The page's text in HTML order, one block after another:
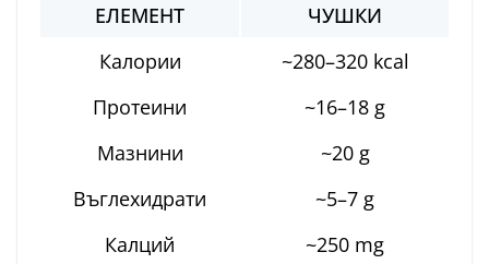
ЕЛЕМЕНТ
ЧУШКИ
Калории
~280–320 kcal
Протеини
~16–18 g
Мазнини
~20 g
Въглехидрати
~5–7 g
Калций
~250 mg